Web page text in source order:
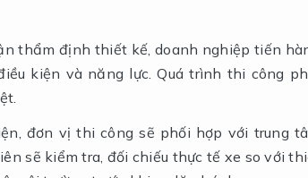
thẩm định thiết kế, doanh nghiệp tiến
kiện và năng lực. Quá trình thi công
đơn vị thi công sẽ phối hợp với trung
sẽ kiểm tra, đối chiếu thực tế xe so với